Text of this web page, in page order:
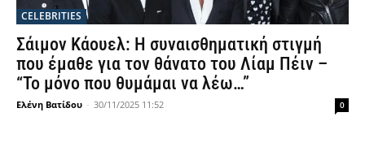
CELEBRITIES
Σάιμον Κάουελ: Η συναισθηματική στιγμή
που έμαθε για τον θάνατο του Λίαμ Πέιν –
“Το μόνο που θυμάμαι να λέω…”
Ελένη Βατίδου - 30/11/2025 11:52 0